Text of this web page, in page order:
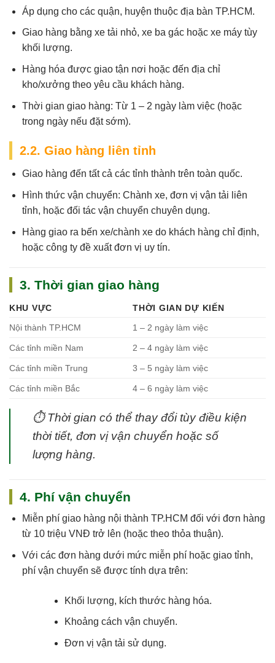
Áp dụng cho các quận, huyện thuộc địa bàn TP.HCM.
Giao hàng bằng xe tải nhỏ, xe ba gác hoặc xe máy tùy
khối lượng.
Hàng hóa được giao tận nơi hoặc đến địa chỉ
kho/xưởng theo yêu cầu khách hàng.
Thời gian giao hàng: Từ 1 – 2 ngày làm việc (hoặc
trong ngày nếu đặt sớm).
2.2. Giao hàng liên tỉnh
Giao hàng đến tất cả các tỉnh thành trên toàn quốc.
Hình thức vận chuyển: Chành xe, đơn vị vận tải liên
tỉnh, hoặc đối tác vận chuyển chuyên dụng.
Hàng giao ra bến xe/chành xe do khách hàng chỉ định,
hoặc công ty đề xuất đơn vị uy tín.
3. Thời gian giao hàng
KHU VỰC
THỜI GIAN DỰ KIẾN
Nội thành TP.HCM
1 – 2 ngày làm việc
Các tỉnh miền Nam 2 – 4 ngày làm việc
Các tỉnh miền Trung 3 – 5 ngày làm việc
Các tỉnh miền Bắc 4 – 6 ngày làm việc
⏱Thời gian có thể thay đổi tùy điều kiện
thời tiết, đơn vị vận chuyển hoặc số
lượng hàng.
4. Phí vận chuyển
Miễn phí giao hàng nội thành TP.HCM đối với đơn hàng
từ 10 triệu VNĐ trở lên (hoặc theo thỏa thuận).
Với các đơn hàng dưới mức miễn phí hoặc giao tỉnh,
phí vận chuyển sẽ được tính dựa trên:
Khối lượng, kích thước hàng hóa.
Khoảng cách vận chuyển.
Đơn vị vận tải sử dụng.